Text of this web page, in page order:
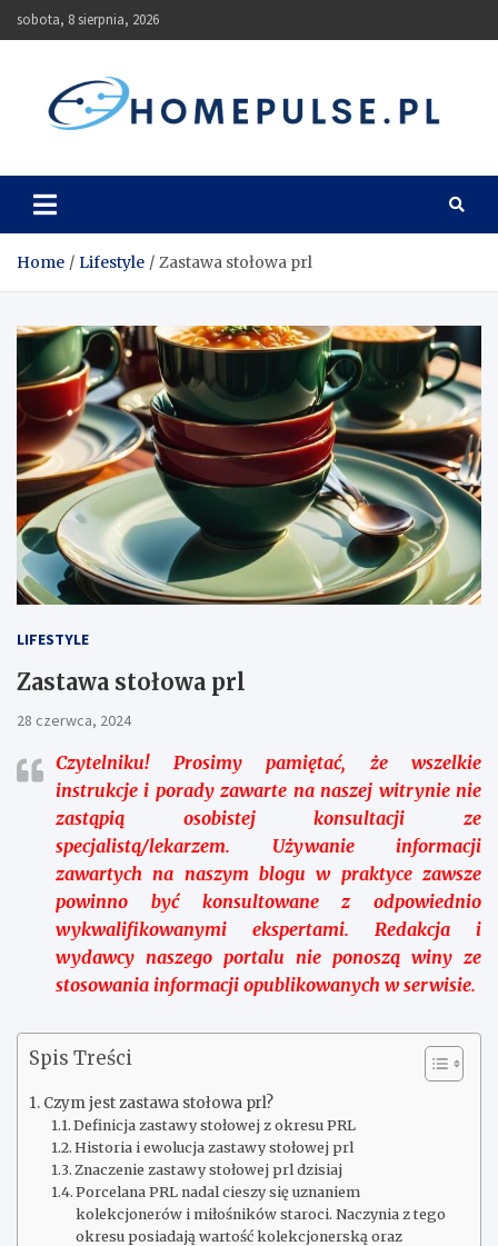
Skip
to
sobota, 8 sierpnia, 2026
homepulse.pl
Home Lifestyle Zastawa stołowa prl
LIFESTYLE
Zastawa stołowa prl
28 czerwca, 2024
Czytelniku!Prosimy pamiętać, że wszelkie
instrukcje i porady zawarte na naszej witrynie nie
zastąpią osobistej konsultacji ze
specjalistą/lekarzem. Używanie informacji
zawartych na naszym blogu w praktyce zawsze
powinno być konsultowane z odpowiednio
wykwalifikowanymi ekspertami. Redakcja i
wydawcy naszego portalu nie ponoszą winy ze
stosowania informacji opublikowanych w serwisie.
Spis Treści
Czym jest zastawa stołowa prl?
Definicja zastawy stołowej z okresu PRL
Historia i ewolucja zastawy stołowej prl
Znaczenie zastawy stołowej prl dzisiaj
Porcelana PRL nadal cieszy się uznaniem
kolekcjonerów i miłośników staroci. Naczynia z tego
okresu posiadają wartość kolekcjonerską oraz